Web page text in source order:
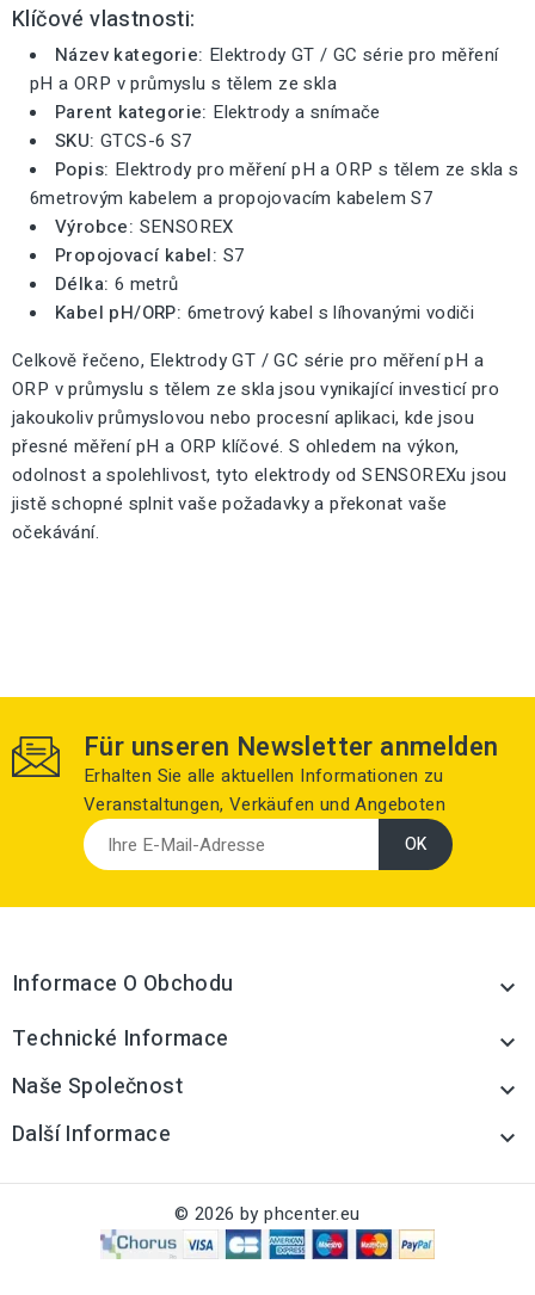
Klíčové vlastnosti:
Název kategorie: Elektrody GT / GC série pro měření
pH a ORP v průmyslu s tělem ze skla
Parent kategorie: Elektrody a snímače
SKU: GTCS-6 S7
Popis: Elektrody pro měření pH a ORP s tělem ze skla s
6metrovým kabelem a propojovacím kabelem S7
Výrobce: SENSOREX
Propojovací kabel: S7
Délka: 6 metrů
Kabel pH/ORP: 6metrový kabel s líhovanými vodiči
Celkově řečeno, Elektrody GT / GC série pro měření pH a
ORP v průmyslu s tělem ze skla jsou vynikající investicí pro
jakoukoliv průmyslovou nebo procesní aplikaci, kde jsou
přesné měření pH a ORP klíčové. S ohledem na výkon,
odolnost a spolehlivost, tyto elektrody od SENSOREXu jsou
jistě schopné splnit vaše požadavky a překonat vaše
očekávání.
Für unseren Newsletter anmelden
Erhalten Sie alle aktuellen Informationen zu
Veranstaltungen, Verkäufen und Angeboten
Informace O Obchodu 
Technické Informace 
Naše Společnost 
Další Informace 
© 2026 by phcenter.eu